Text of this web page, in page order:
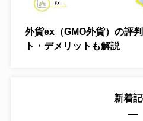
外貨ex（GMO外貨）の評
ト・デメリットも解説
新着